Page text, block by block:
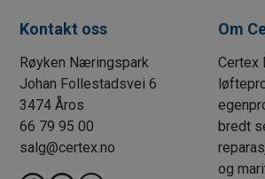
Kontakt oss
Røyken Næringspark
Johan Follestadsvei 6
3474 Åros
66 79 95 00
salg@certex.no
Om
Certex
bredt
og